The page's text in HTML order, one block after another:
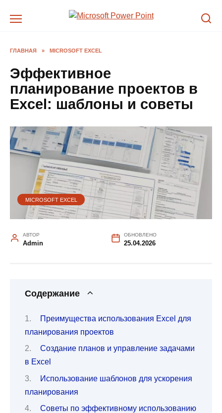
ГЛАВНАЯ » MICROSOFT EXCEL
Эффективное
планирование проектов в
Excel: шаблоны и советы
MICROSOFT EXCEL
АВТОР
Admin
ОБНОВЛЕНО
25.04.2026
Содержание
Преимущества использования Excel для
планирования проектов
Создание планов и управление задачами
в Excel
Использование шаблонов для ускорения
планирования
Советы по эффективному использованию